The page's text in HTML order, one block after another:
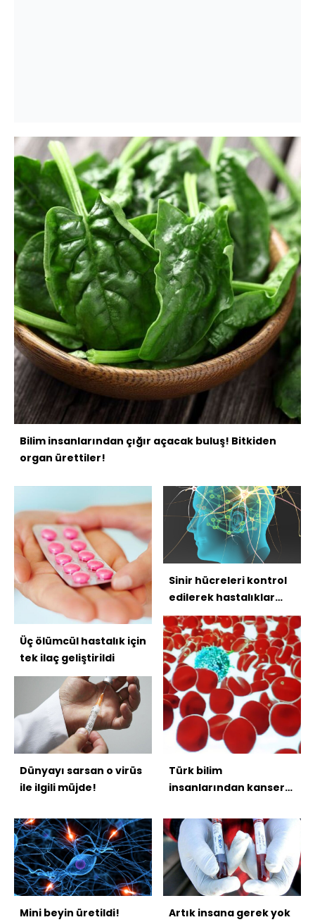
Bilim insanlarından çığır açacak buluş! Bitkiden
organ ürettiler!
Üç ölümcül hastalık için
tek ilaç geliştirildi
Dünyayı sarsan o virüs
ile ilgili müjde!
Sinir hücreleri kontrol
edilerek hastalıklar
iyileştirilecek!
Türk bilim
insanlarından kansere
Mini beyin üretildi!
Artık insana gerek yok